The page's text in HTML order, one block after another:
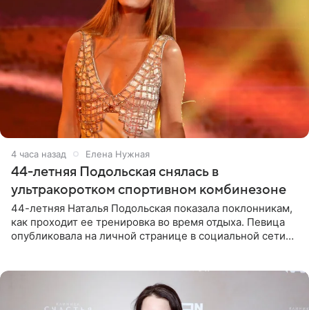
4 часа назад Елена Нужная
44-летняя Подольская снялась в
ультракоротком спортивном комбинезоне
44-летняя Наталья Подольская показала поклонникам,
как проходит ее тренировка во время отдыха. Певица
опубликовала на личной странице в социальной сети